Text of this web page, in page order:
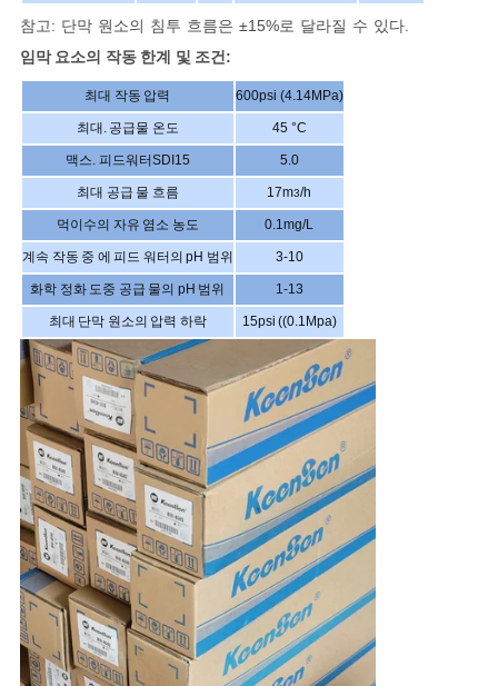
참고: 단막 원소의 침투 흐름은 ±15%로 달라질 수 있다.
임막 요소의 작동 한계 및 조건:
최대 작동 압력 600psi (4.14MPa)
최대. 공급물 온도 45 °C
맥스. 피드워터SDI 15 5.0
최대 공급 물 흐름 17m3/h
먹이수의 자유 염소 농도 0.1mg/L
계속 작동 중 에 피드 워터의 pH 범위 3-10
화학 정화 도중 공급 물의 pH 범위 1-13
최대 단막 원소의 압력 하락 15psi ((0.1Mpa)